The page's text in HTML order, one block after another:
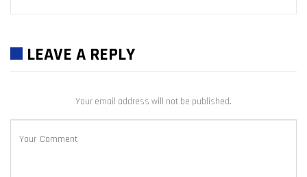
LEAVE A REPLY
Your email address will not be published.